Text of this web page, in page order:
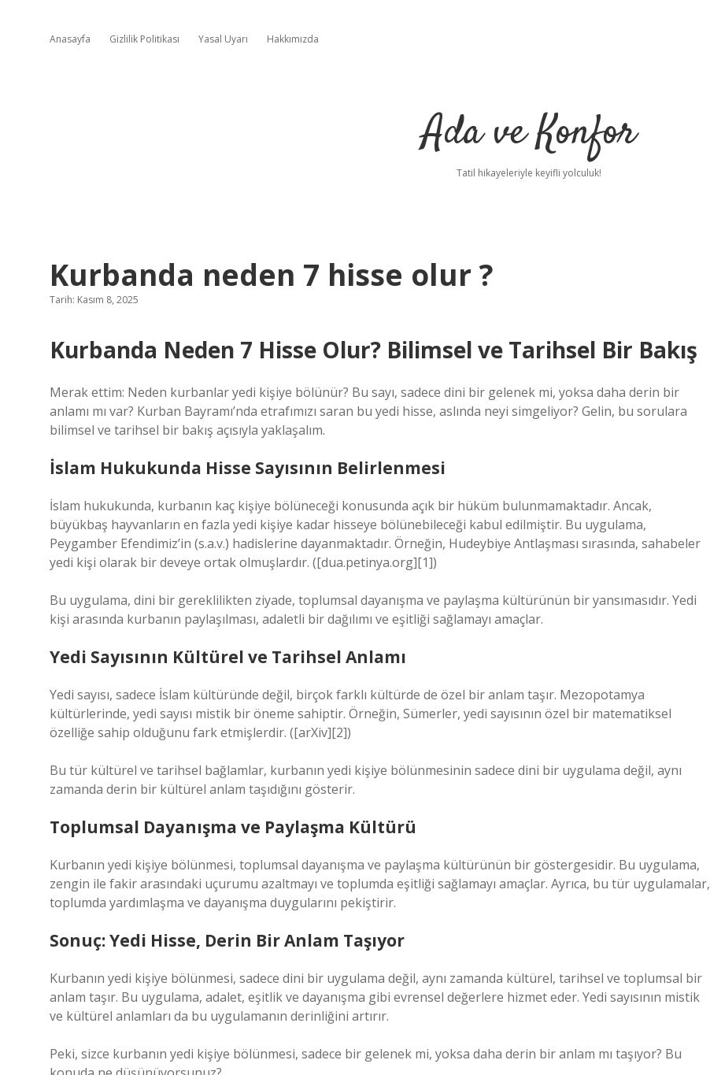
Anasayfa Gizlilik Politikası Yasal Uyarı Hakkımızda
Ada ve Konfor
Tatil hikayeleriyle keyifli yolculuk!
Kurbanda neden 7 hisse olur ?
Tarih: Kasım 8, 2025
Kurbanda Neden 7 Hisse Olur? Bilimsel ve Tarihsel Bir Bakış
Merak ettim: Neden kurbanlar yedi kişiye bölünür? Bu sayı, sadece dini bir gelenek mi, yoksa daha derin bir
anlamı mı var? Kurban Bayramı’nda etrafımızı saran bu yedi hisse, aslında neyi simgeliyor? Gelin, bu sorulara
bilimsel ve tarihsel bir bakış açısıyla yaklaşalım.
İslam Hukukunda Hisse Sayısının Belirlenmesi
İslam hukukunda, kurbanın kaç kişiye bölüneceği konusunda açık bir hüküm bulunmamaktadır. Ancak,
büyükbaş hayvanların en fazla yedi kişiye kadar hisseye bölünebileceği kabul edilmiştir. Bu uygulama,
Peygamber Efendimiz’in (s.a.v.) hadislerine dayanmaktadır. Örneğin, Hudeybiye Antlaşması sırasında, sahabeler
yedi kişi olarak bir deveye ortak olmuşlardır. ([dua.petinya.org][1])
Bu uygulama, dini bir gereklilikten ziyade, toplumsal dayanışma ve paylaşma kültürünün bir yansımasıdır. Yedi
kişi arasında kurbanın paylaşılması, adaletli bir dağılımı ve eşitliği sağlamayı amaçlar.
Yedi Sayısının Kültürel ve Tarihsel Anlamı
Yedi sayısı, sadece İslam kültüründe değil, birçok farklı kültürde de özel bir anlam taşır. Mezopotamya
kültürlerinde, yedi sayısı mistik bir öneme sahiptir. Örneğin, Sümerler, yedi sayısının özel bir matematiksel
özelliğe sahip olduğunu fark etmişlerdir. ([arXiv][2])
Bu tür kültürel ve tarihsel bağlamlar, kurbanın yedi kişiye bölünmesinin sadece dini bir uygulama değil, aynı
zamanda derin bir kültürel anlam taşıdığını gösterir.
Toplumsal Dayanışma ve Paylaşma Kültürü
Kurbanın yedi kişiye bölünmesi, toplumsal dayanışma ve paylaşma kültürünün bir göstergesidir. Bu uygulama,
zengin ile fakir arasındaki uçurumu azaltmayı ve toplumda eşitliği sağlamayı amaçlar. Ayrıca, bu tür uygulamalar,
toplumda yardımlaşma ve dayanışma duygularını pekiştirir.
Sonuç: Yedi Hisse, Derin Bir Anlam Taşıyor
Kurbanın yedi kişiye bölünmesi, sadece dini bir uygulama değil, aynı zamanda kültürel, tarihsel ve toplumsal bir
anlam taşır. Bu uygulama, adalet, eşitlik ve dayanışma gibi evrensel değerlere hizmet eder. Yedi sayısının mistik
ve kültürel anlamları da bu uygulamanın derinliğini artırır.
Peki, sizce kurbanın yedi kişiye bölünmesi, sadece bir gelenek mi, yoksa daha derin bir anlam mı taşıyor? Bu